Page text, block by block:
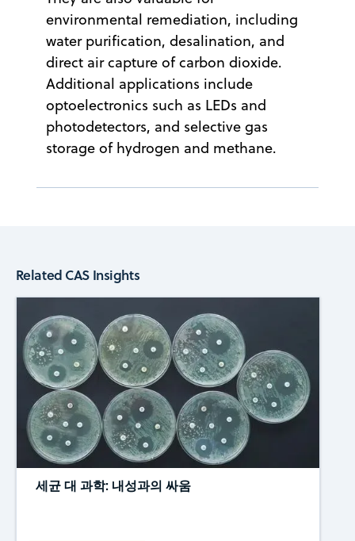
environmental remediation, including
water purification, desalination, and
direct air capture of carbon dioxide.
Additional applications include
optoelectronics such as LEDs and
photodetectors, and selective gas
storage of hydrogen and methane.
Related CAS Insights
세균 대 과학: 내성과의 싸움